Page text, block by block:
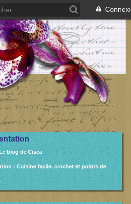
blog de Cisca
: Cuisine facile, crochet et points de